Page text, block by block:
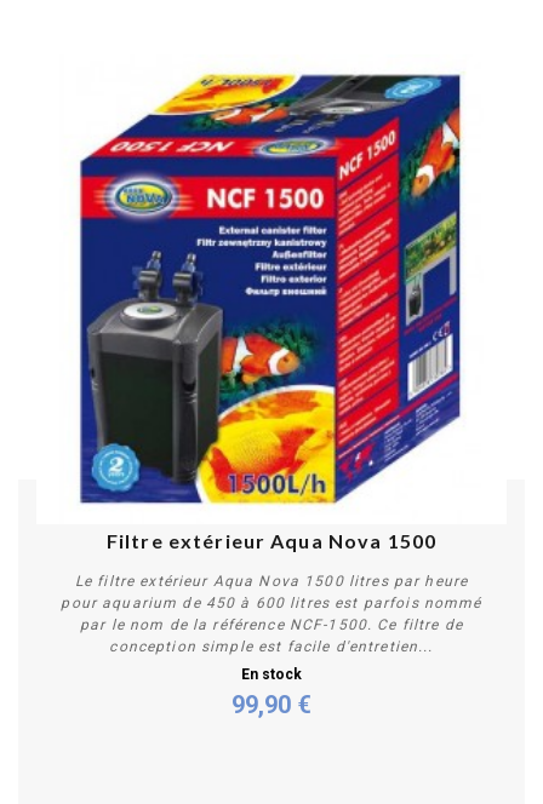
Filtre extérieur Aqua Nova 1500
Le filtre extérieur Aqua Nova 1500 litres par heure
pour aquarium de 450 à 600 litres est parfois nommé
par le nom de la référence NCF-1500. Ce filtre de
conception simple est facile d'entretien...
En stock
99,90 €